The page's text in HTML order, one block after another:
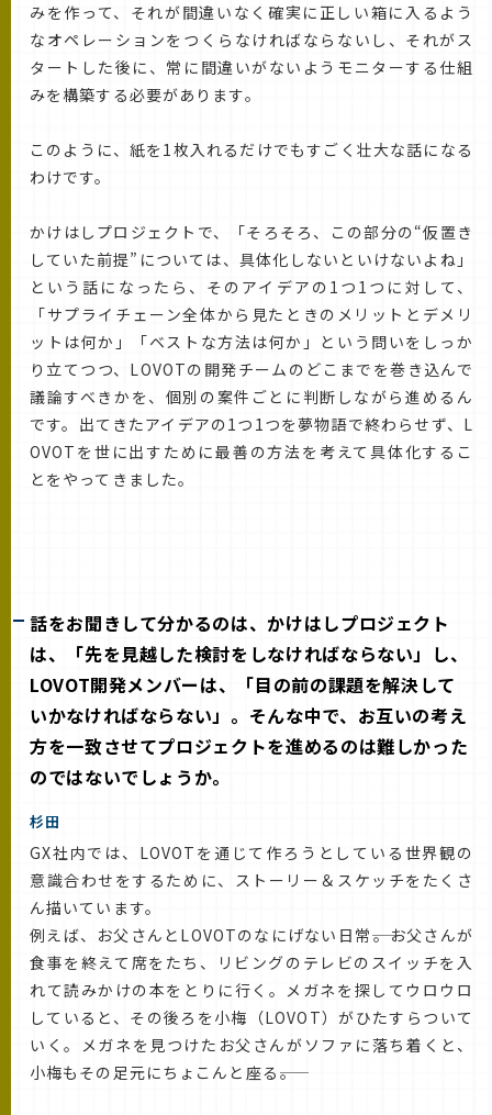
みを作って、それが間違いなく確実に正しい箱に入るよう
なオペレーションをつくらなければならないし、それがス
タートした後に、常に間違いがないようモニターする仕組
みを構築する必要があります。
このように、紙を1枚入れるだけでもすごく壮大な話になる
わけです。
かけはしプロジェクトで、「そろそろ、この部分の“仮置き
していた前提”については、具体化しないといけないよね」
という話になったら、そのアイデアの1つ1つに対して、
「サプライチェーン全体から見たときのメリットとデメリ
ットは何か」「ベストな方法は何か」という問いをしっか
り立てつつ、LOVOTの開発チームのどこまでを巻き込んで
議論すべきかを、個別の案件ごとに判断しながら進めるん
です。出てきたアイデアの1つ1つを夢物語で終わらせず、L
OVOTを世に出すために最善の方法を考えて具体化するこ
とをやってきました。
話をお聞きして分かるのは、かけはしプロジェクト
は、「先を見越した検討をしなければならない」し、
LOVOT開発メンバーは、「目の前の課題を解決して
いかなければならない」。そんな中で、お互いの考え
方を一致させてプロジェクトを進めるのは難しかった
のではないでしょうか。
杉田
GX社内では、LOVOTを通じて作ろうとしている世界観の
意識合わせをするために、ストーリー＆スケッチをたくさ
ん描いています。
例えば、お父さんとLOVOTのなにげない日常――。お父さんが
食事を終えて席をたち、リビングのテレビのスイッチを入
れて読みかけの本をとりに行く。メガネを探してウロウロ
していると、その後ろを小梅（LOVOT）がひたすらついて
いく。メガネを見つけたお父さんがソファに落ち着くと、
小梅もその足元にちょこんと座る――。